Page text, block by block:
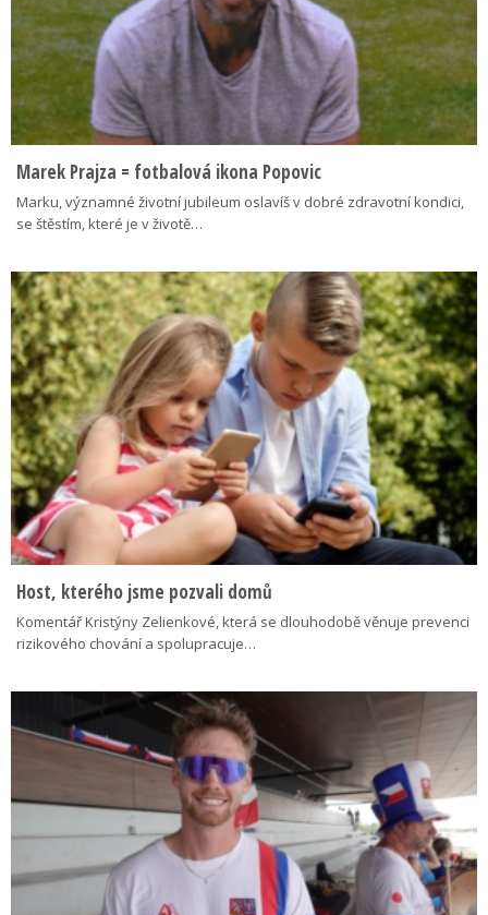
Marek Prajza = fotbalová ikona Popovic
Marku, významné životní jubileum oslavíš v dobré zdravotní kondici,
se štěstím, které je v životě…
Host, kterého jsme pozvali domů
Komentář Kristýny Zelienkové, která se dlouhodobě věnuje prevenci
rizikového chování a spolupracuje…